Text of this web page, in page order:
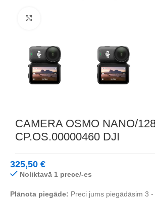
CAMERA OSMO NANO/
CP.OS.00000460 DJI
325,50 €
Noliktavā 1 prece/-es
Plānota piegāde: Preci jums piegādāsim 3